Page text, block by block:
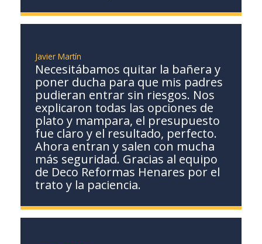
Javier Martín
Necesitábamos quitar la bañera y
poner ducha para que mis padres
pudieran entrar sin riesgos. Nos
explicaron todas las opciones de
plato y mampara, el presupuesto
fue claro y el resultado, perfecto.
Ahora entran y salen con mucha
más seguridad. Gracias al equipo
de Deco Reformas Henares por el
trato y la paciencia.